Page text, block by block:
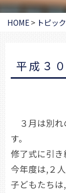
ッ
プ
HOME> トピッ
平成３
３月は別れ
す。
修了式に引き
今年度は,２
子どもたち